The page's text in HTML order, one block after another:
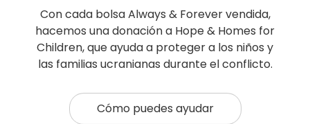
Más información
Con cada bolsa Always & Forever vendida,
hacemos una donación a Hope & Homes for
Children, que ayuda a proteger a los niños y
las familias ucranianas durante el conflicto.
Cómo puedes ayudar
Comprar en Tablets
Tienda de accesorios
Disney
Controles parentales
La seguridad lo primero